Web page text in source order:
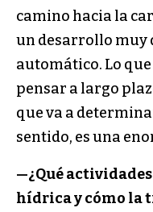
camino hacia la
un desarrollo muy
automático. Lo que
pensar a largo
que va a
sentido, es una
—¿Qué
hídrica y cómo la